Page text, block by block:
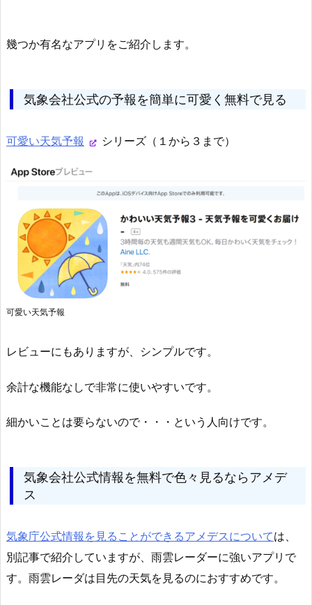
幾つか有名なアプリをご紹介します。
気象会社公式の予報を簡単に可愛く無料で見る
可愛い天気予報 シリーズ（１から３まで）
可愛い天気予報
レビューにもありますが、シンプルです。
余計な機能なしで非常に使いやすいです。
細かいことは要らないので・・・という人向けです。
気象会社公式情報を無料で色々見るならアメデ
ス
気象庁公式情報を見ることができるアメデスについては、
別記事で紹介していますが、雨雲レーダーに強いアプリで
す。雨雲レーダは目先の天気を見るのにおすすめです。